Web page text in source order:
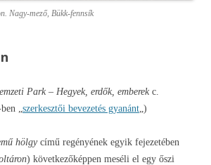
Nagy-mező, Bükk-fennsík
Park – Hegyek, erdők, emberekc.
„ szerkesztői bevezetés gyanánt „)
hölgycímű regényének egyik fejezetében
) következőképpen meséli el egy őszi